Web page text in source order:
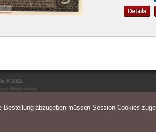
© 2011
Shopsoftware
abzugeben müssen Session-Cookies